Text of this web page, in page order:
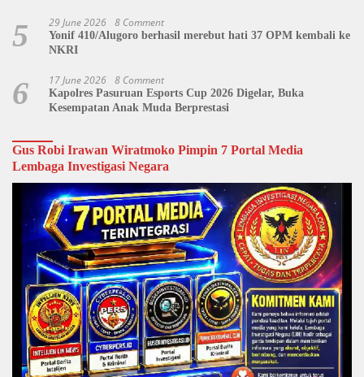
5 29 June 2026 8 Comment
Yonif 410/Alugoro berhasil merebut hati 37 OPM kembali ke
NKRI
6 17 June 2026 8 Comment
Kapolres Pasuruan Esports Cup 2026 Digelar, Buka
Kesempatan Anak Muda Berprestasi
Gus Robi Irawan Wiratmoko Pimpin 7 Portal Media
Lembaga Investigasi Negara
Video
Player